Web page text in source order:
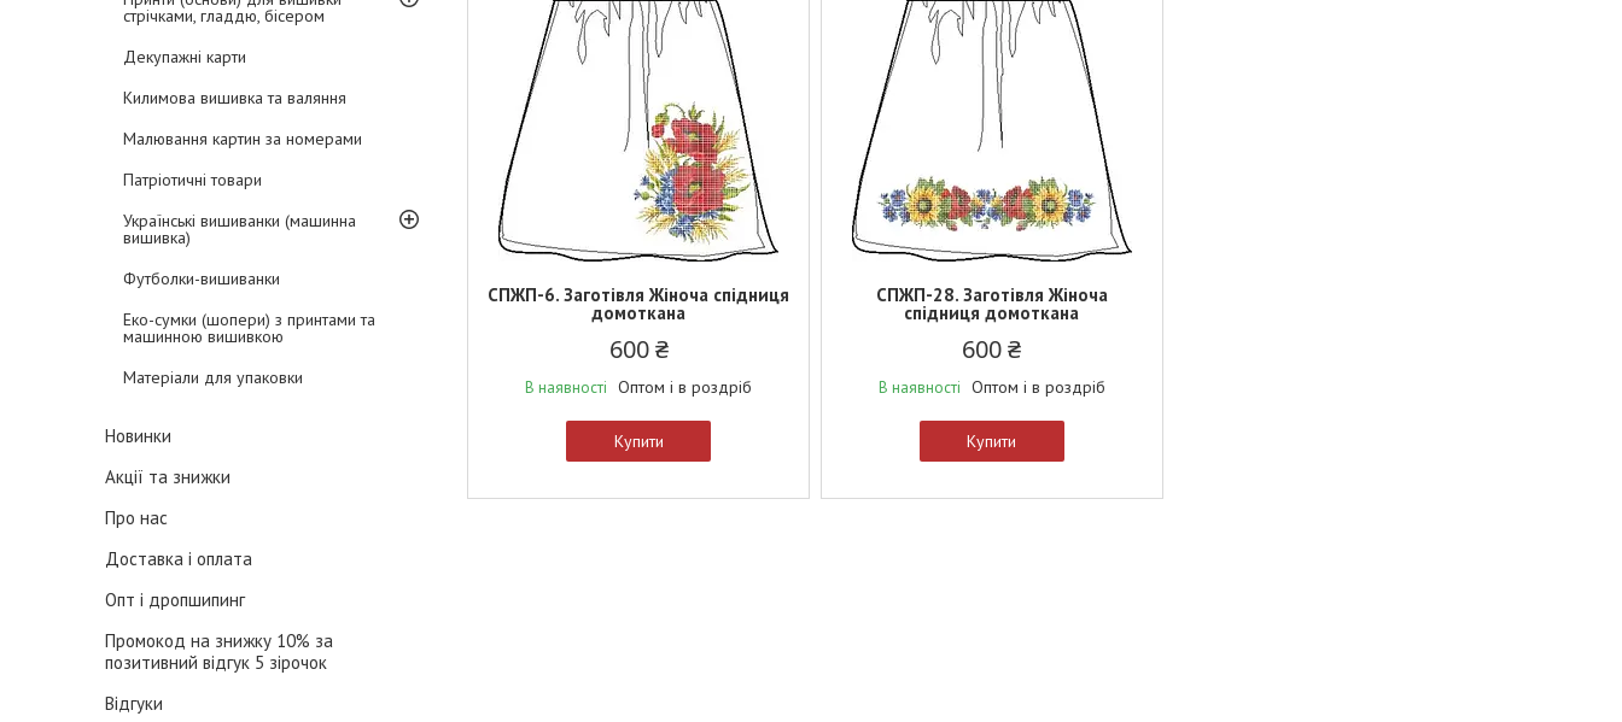
стрічками, гладдю, бісером
Декупажні карти
Килимова вишивка та валяння
Малювання картин за номерами
Патріотичні товари
Українські вишиванки (машинна
вишивка)
Футболки-вишиванки
Еко-сумки (шопери) з принтами та
машинною вишивкою
Матеріали для упаковки
Новинки
Акції та знижки
Про нас
Доставка і оплата
Опт і дропшипинг
Промокод на знижку 10% за
позитивний відгук 5 зірочок
Відгуки
СПЖП-6. Заготівля Жіноча спідниця
домоткана
600 ₴
В наявності Оптом і в роздріб
Купити
СПЖП-28. Заготівля Жіноча
спідниця домоткана
600 ₴
В наявності Оптом і в роздріб
Купити